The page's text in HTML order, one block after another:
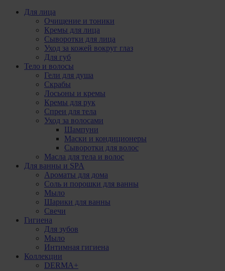
Для лица
Очищение и тоники
Кремы для лица
Сыворотки для лица
Уход за кожей вокруг глаз
Для губ
Тело и волосы
Гели для душа
Скрабы
Лосьоны и кремы
Кремы для рук
Спреи для тела
Уход за волосами
Шампуни
Маски и кондиционеры
Сыворотки для волос
Масла для тела и волос
Для ванны и SPA
Ароматы для дома
Соль и порошки для ванны
Мыло
Шарики для ванны
Свечи
Гигиена
Для зубов
Мыло
Интимная гигиена
Коллекции
DERMA+